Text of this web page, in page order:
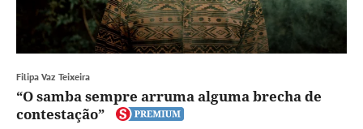
Filipa Vaz Teixeira
“O samba sempre arruma alguma brecha de
contestação”